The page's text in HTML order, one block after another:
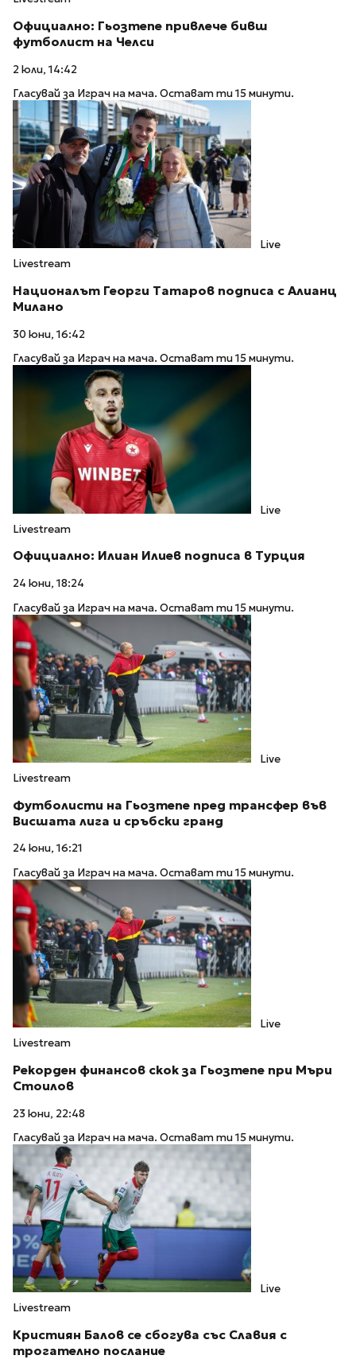
Официално: Гьозтепе привлече бивш
футболист на Челси
2 юли, 14:42
Гласувай за Играч на мача. Остават ти 15 минути.
Live
Livestream
Националът Георги Татаров подписа с Алианц
Милано
30 юни, 16:42
Гласувай за Играч на мача. Остават ти 15 минути.
Live
Livestream
Официално: Илиан Илиев подписа в Турция
24 юни, 18:24
Гласувай за Играч на мача. Остават ти 15 минути.
Live
Livestream
Футболисти на Гьозтепе пред трансфер във
Висшата лига и сръбски гранд
24 юни, 16:21
Гласувай за Играч на мача. Остават ти 15 минути.
Live
Livestream
Рекорден финансов скок за Гьозтепе при Мъри
Стоилов
23 юни, 22:48
Гласувай за Играч на мача. Остават ти 15 минути.
Live
Livestream
Кристиян Балов се сбогува със Славия с
трогателно послание